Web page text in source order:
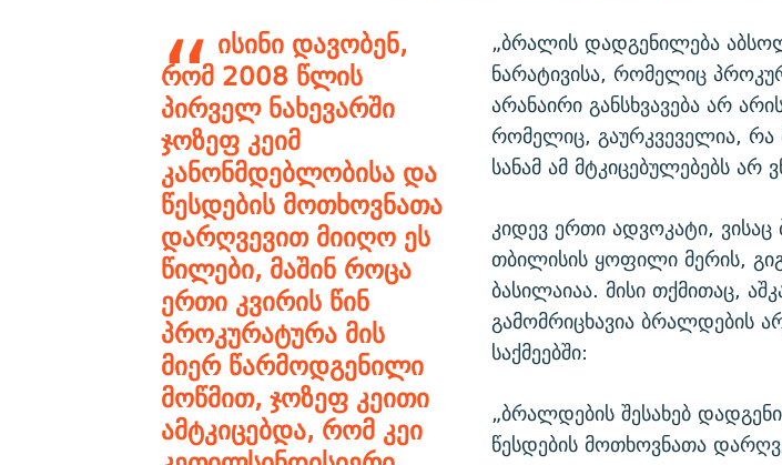
ისინი დავობენ,
რომ 2008 წლის
პირველ ნახევარში
ჯოზეფ კეიმ
კანონმდებლობისა და
წესდების მოთხოვნათა
დარღვევით მიიღო ეს
წილები, მაშინ როცა
ერთი კვირის წინ
პროკურატურა მის
მიერ წარმოდგენილი
მოწმით, ჯოზეფ კეითი
ამტკიცებდა, რომ კეი
„ბრალის დადგენილება
ნარატივისა, რომელიც
არანაირი განსხვავება არ
რომელიც, გაურკვეველია, რა
სანამ ამ მტკიცებულებებს არ
კიდევ ერთი ადვოკატი,
თბილისის ყოფილი მერის,
ბასილაიაა. მისი თქმითაც,
გამომრიცხავია ბრალდების
საქმეებში:
„ბრალდების შესახებ
წესდების მოთხოვნათა